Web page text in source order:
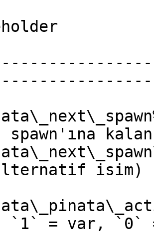
spawn'ına
isim)
`1` = var, `0`